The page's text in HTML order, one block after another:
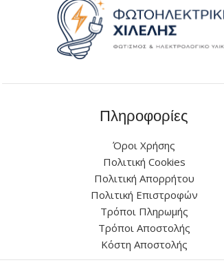
Πληροφορίες
Όροι Χρήσης
Πολιτική Cookies
Πολιτική Απορρήτου
Πολιτική Επιστροφών
Τρόποι Πληρωμής
Τρόποι Αποστολής
Κόστη Αποστολής